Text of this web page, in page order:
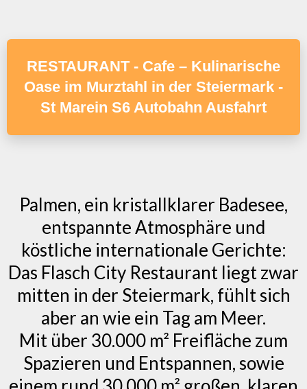
RESTAURANT - Cafe – Kulinarische
Oase im Murztahl in der Steiermark -
St Marein S6 Autobahn Ausfahrt
Palmen, ein kristallklarer Badesee,
entspannte Atmosphäre und
köstliche internationale Gerichte:
Das Flasch City Restaurant liegt zwar
mitten in der Steiermark, fühlt sich
aber an wie ein Tag am Meer.
Mit über 30.000 m² Freifläche zum
Spazieren und Entspannen, sowie